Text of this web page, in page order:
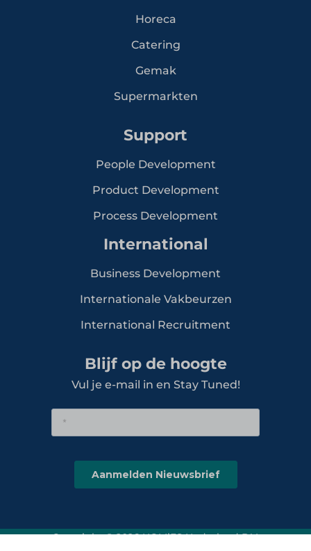
Horeca
Catering
Gemak
Supermarkten
Support
People Development
Product Development
Process Development
International
Business Development
Internationale Vakbeurzen
International Recruitment
Blijf op de hoogte
Vul je e-mail in en Stay Tuned!
Copyright © 2026 HOMiES Nederland B.V.